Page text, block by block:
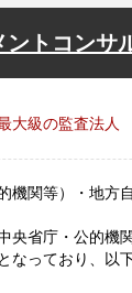
ントコンサ
大級の監査法人
機関等）・地方
央省庁・公的機
なっており、以